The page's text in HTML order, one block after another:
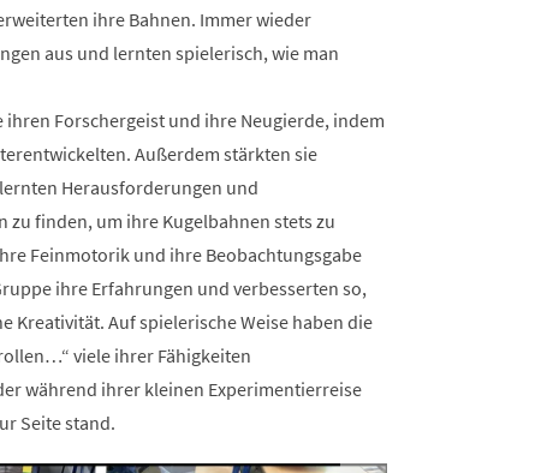
ihre Bahnen. Immer wieder
aus und lernten spielerisch, wie man
Forschergeist und ihre Neugierde, indem
Außerdem stärkten sie
Herausforderungen und
finden, um ihre Kugelbahnen stets zu
Feinmotorik und ihre Beobachtungsgabe
ihre Erfahrungen und verbesserten so,
Kreativität. Auf spielerische Weise haben die
viele ihrer Fähigkeiten
während ihrer kleinen Experimentierreise
Seite stand.